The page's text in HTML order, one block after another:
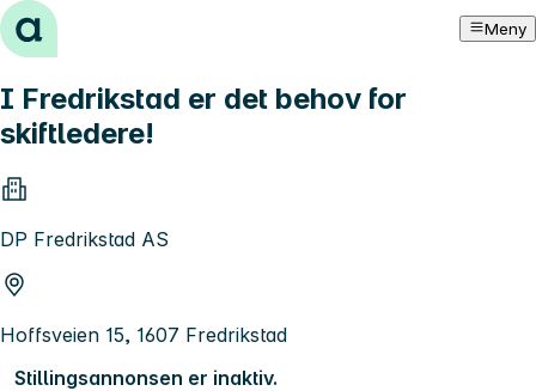
Hopp til innhold Meny
I Fredrikstad er det behov for
skiftledere!
DP Fredrikstad AS
Hoffsveien 15, 1607 Fredrikstad
Stillingsannonsen er inaktiv.